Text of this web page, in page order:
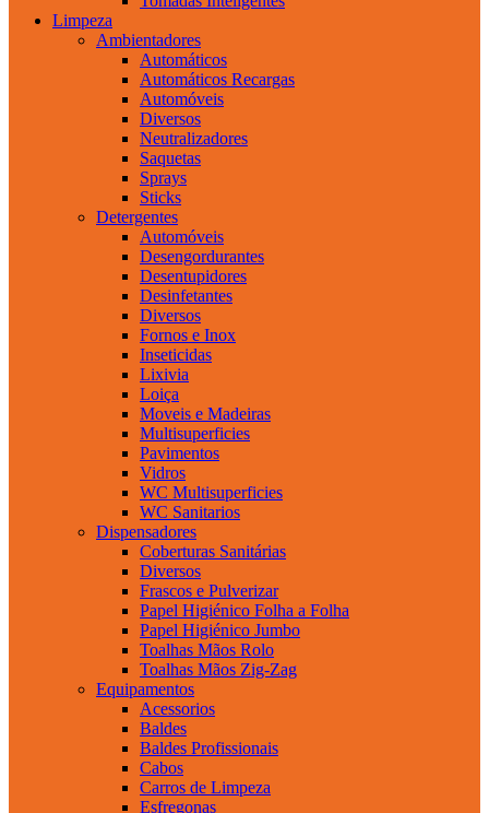
Limpeza
Ambientadores
Automáticos
Automáticos Recargas
Automóveis
Diversos
Neutralizadores
Saquetas
Sprays
Sticks
Detergentes
Automóveis
Desengordurantes
Desentupidores
Desinfetantes
Diversos
Fornos e Inox
Inseticidas
Lixivia
Loiça
Moveis e Madeiras
Multisuperficies
Pavimentos
Vidros
WC Multisuperficies
WC Sanitarios
Dispensadores
Coberturas Sanitárias
Diversos
Frascos e Pulverizar
Papel Higiénico Folha a Folha
Papel Higiénico Jumbo
Toalhas Mãos Rolo
Toalhas Mãos Zig-Zag
Equipamentos
Acessorios
Baldes
Baldes Profissionais
Cabos
Carros de Limpeza
Esfregonas